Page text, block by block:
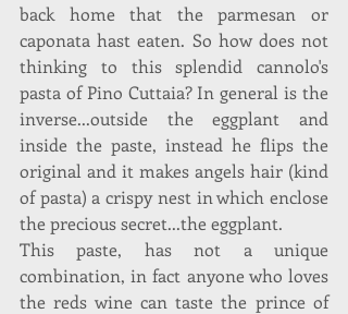
back home that the parmesan or
caponata hast eaten. So how does not
thinking to this splendid cannolo's
pasta of Pino Cuttaia? In general is the
inverse...outside the eggplant and
inside the paste, instead he flips the
original and it makes angels hair (kind
of pasta) a crispy nest in which enclose
the precious secret...the eggplant.
This paste, has not a unique
combination, in fact anyone who loves
the reds wine can taste the prince of